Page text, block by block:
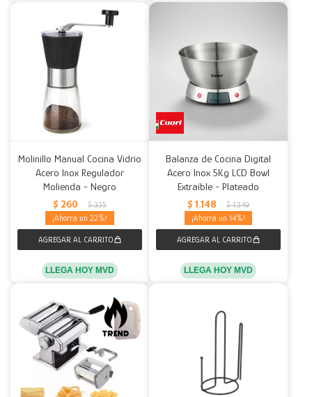
Molinillo Manual Cocina Vidrio
Acero Inox Regulador
Molienda - Negro
$ 260 $ 335
22
LLEGA HOY MVD
Balanza de Cocina Digital
Acero Inox 5Kg LCD Bowl
Extraíble - Plateado
$ 1.148 $ 1.349
14
LLEGA HOY MVD